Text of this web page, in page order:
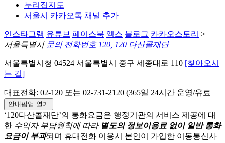
누리집지도
서울시 카카오톡 채널 추가
인스타그램 유튜브 페이스북 엑스 블로그 카카오스토리 >
서울특별시 문의 전화번호 120, 120 다산콜재단
서울특별시청 04524 서울특별시 중구 세종대로 110 [찾아오시
는 길]
대표전화: 02-120 또는 02-731-2120 (365일 24시간 운영/유료
안내팝업 열기
‘120다산콜재단’의 통화요금은 행정기관의 서비스 제공에 대
한 수익자 부담원칙에 따라 별도의 정보이용료 없이 일반 통화
요금이 부과되며 휴대전화 이용시 본인이 가입한 이동통신사